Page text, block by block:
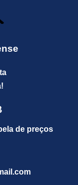
de preços
ail.com